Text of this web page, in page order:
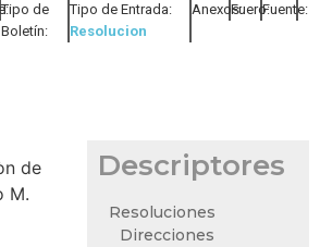
Tipo de
Boletín:
Tipo de Entrada:
Resolucion
Anexos:Fuero:Fuente:
de
M.
Descriptores
Resoluciones
Direcciones